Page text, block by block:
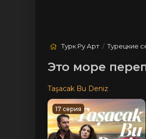
Турк Ру Арт /Турецкие
Это море
Taşacak Bu Deniz
17 серия